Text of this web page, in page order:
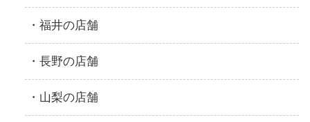
福井の店舗
長野の店舗
山梨の店舗